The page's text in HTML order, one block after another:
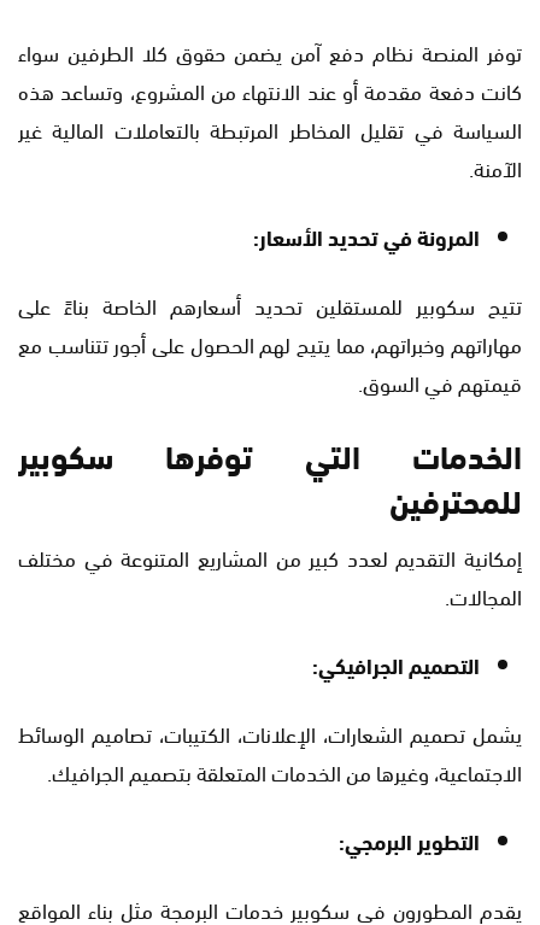
توفر المنصة نظام دفع آمن يضمن حقوق كلا الطرفين سواء
كانت دفعة مقدمة أو عند الانتهاء من المشروع، وتساعد هذه
السياسة في تقليل المخاطر المرتبطة بالتعاملات المالية غير
الآمنة.
المرونة في تحديد الأسعار:
تتيح سكوبير للمستقلين تحديد أسعارهم الخاصة بناءً على
مهاراتهم وخبراتهم، مما يتيح لهم الحصول على أجور تتناسب مع
قيمتهم في السوق.
الخدمات التي توفرها سكوبير
للمحترفين
إمكانية التقديم لعدد كبير من المشاريع المتنوعة في مختلف
المجالات.
التصميم الجرافيكي:
يشمل تصميم الشعارات، الإعلانات، الكتيبات، تصاميم الوسائط
الاجتماعية، وغيرها من الخدمات المتعلقة بتصميم الجرافيك.
التطوير البرمجي:
يقدم المطورون في سكوبير خدمات البرمجة مثل بناء المواقع